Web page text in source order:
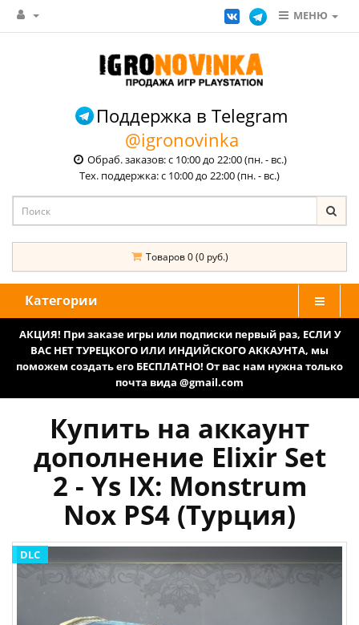
МЕНЮ
Поддержка в Telegram
@igronovinka
Обраб. заказов: с 10:00 до 22:00 (пн. - вс.)
Тех. поддержка: с 10:00 до 22:00 (пн. - вс.)
Товаров 0 (0 руб.)
Категории
АКЦИЯ! При заказе игры или подписки первый раз, ЕСЛИ У
ВАС НЕТ ТУРЕЦКОГО ИЛИ ИНДИЙСКОГО АККАУНТА, мы
поможем создать его БЕСПЛАТНО! От вас нам нужна только
почта вида @gmail.com
Купить на аккаунт
дополнение Elixir Set
2 - Ys IX: Monstrum
Nox PS4 (Турция)
DLC